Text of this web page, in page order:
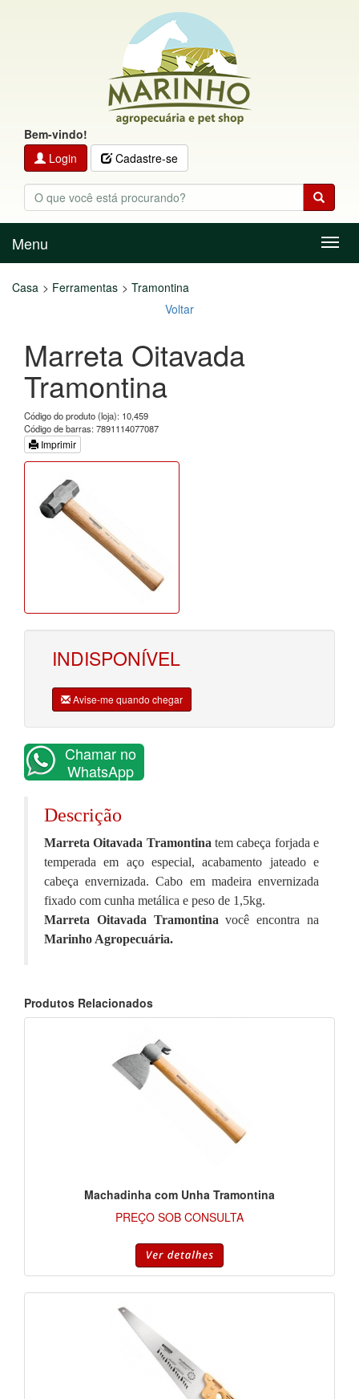
Bem-vindo!
Login
Cadastre-se
Menu
Menu
Casa Ferramentas
Tramontina
Voltar
Marreta Oitavada
Tramontina
Código do produto (loja): 10,459
Código de barras: 7891114077087
Imprimir
INDISPONÍVEL
Avise-me quando chegar
Chamar no
WhatsApp
Descrição
Marreta Oitavada Tramontina tem cabeça forjada e
temperada em aço especial, acabamento jateado e
cabeça envernizada. Cabo em madeira envernizada
fixado com cunha metálica e peso de 1,5kg.
Marreta Oitavada Tramontinavocê encontra na
Marinho Agropecuária.
Produtos Relacionados
Machadinha com Unha Tramontina
PREÇO SOB CONSULTA